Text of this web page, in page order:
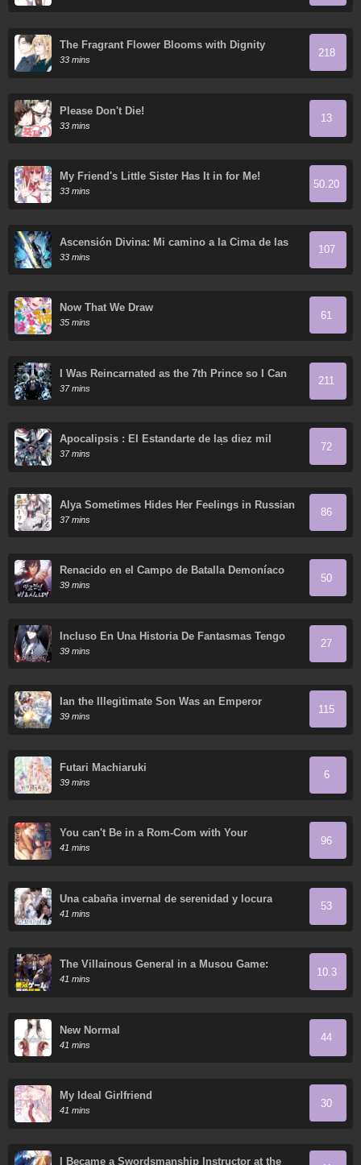
The Fragrant Flower Blooms with Dignity
33 mins
218
Please Don't Die!
33 mins
13
My Friend's Little Sister Has It in for Me!
33 mins
50.20
Ascensión Divina: Mi camino a la Cima de las
Artes Marciales
33 mins
107
Now That We Draw
35 mins
61
I Was Reincarnated as the 7th Prince so I Can
Take My Time Perfecting My Magical Ability
37 mins
211
Apocalipsis : El Estandarte de las diez mil
almas del Soberano Humano reúne a sus
discípulas
37 mins
72
Alya Sometimes Hides Her Feelings in Russian
37 mins
86
Renacido en el Campo de Batalla Demoníaco
39 mins
50
Incluso En Una Historia De Fantasmas Tengo
Que Trabajar
39 mins
27
Ian the Illegitimate Son Was an Emperor
39 mins
115
Futari Machiaruki
39 mins
6
You can't Be in a Rom-Com with Your
Childhood Friends!
41 mins
96
Una cabaña invernal de serenidad y locura
41 mins
53
The Villainous General in a Musou Game:
Breaking the Death Flags
41 mins
10.3
New Normal
41 mins
44
My Ideal Girlfriend
41 mins
30
I Became a Swordsmanship Instructor at the